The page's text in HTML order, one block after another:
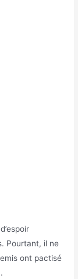
Pourtant, il ne
ont pactisé